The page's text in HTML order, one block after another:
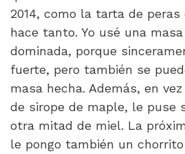
2014, como la tarta de
hace tanto. Yo usé una
dominada, porque
fuerte, pero también se
masa hecha. Además, en
de sirope de maple, le puse
otra mitad de miel. La
le pongo también un